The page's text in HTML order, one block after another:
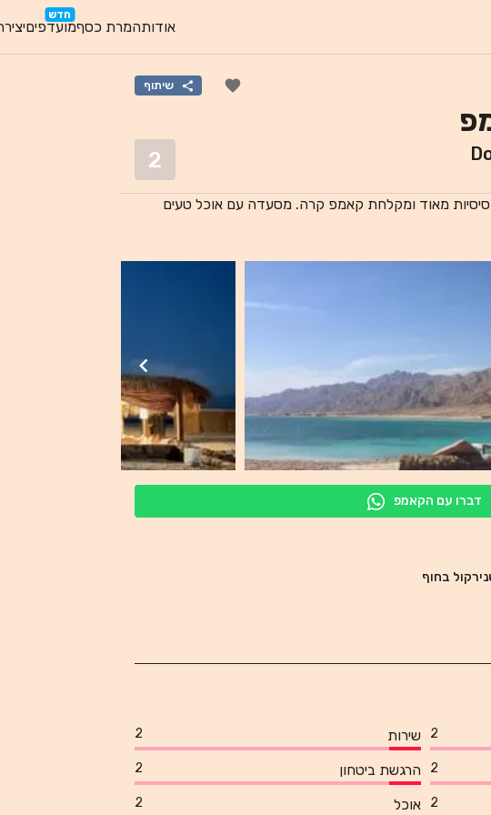
אודותהמרת כסף
חדש
מועדפים
שיתוף
2
מאוד ומקלחת קאמפ קרה. מסעדה עם אוכל טעים
דברו עם הקאמפ
בחוף
2 שירות 2
2 הרגשת ביטחון 2
2 אוכל 2